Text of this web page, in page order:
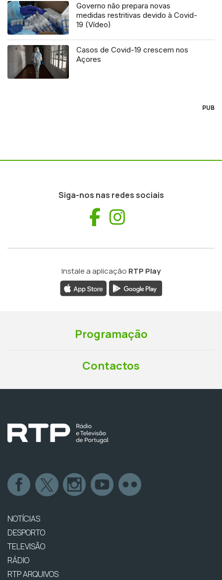
Governo não prepara novas
medidas restritivas devido à Covid-
19 (Vídeo)
Casos de Covid-19 crescem nos
Açores
PUB
Siga-nos nas redes sociais
Facebook
Instale a aplicação RTP Play
Programação
Contactos
NOTÍCIAS
DESPORTO
TELEVISÃO
RÁDIO
RTP ARQUIVOS